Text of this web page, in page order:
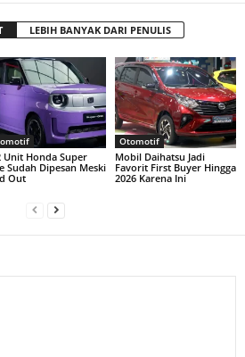
LEBIH BANYAK DARI PENULIS
Unit Honda Super
Sudah Dipesan Meski
Out
Otomotif
Mobil Daihatsu Jadi
Favorit First Buyer Hingga
2026 Karena Ini